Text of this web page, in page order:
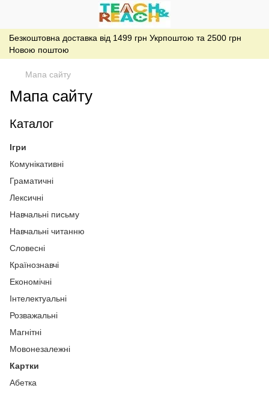
Безкоштовна доставка від 1499 грн Укрпоштою та 2500 грн
Новою поштою
Мапа сайту
Мапа сайту
Каталог
Ігри
Комунікативні
Граматичні
Лексичні
Навчальні письму
Навчальні читанню
Словесні
Країнознавчі
Економічні
Інтелектуальні
Розважальні
Магнітні
Мовонезалежні
Картки
Абетка